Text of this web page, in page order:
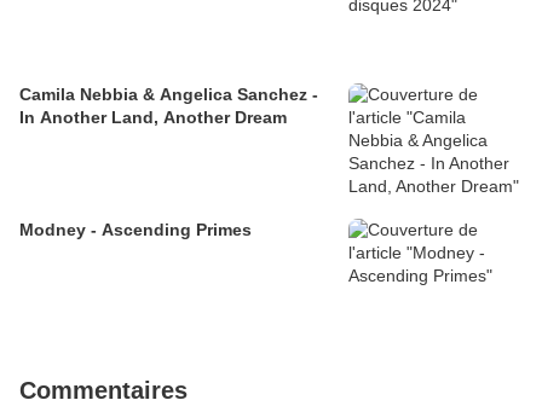
Camila Nebbia & Angelica Sanchez -
In Another Land, Another Dream
Modney - Ascending Primes
Commentaires